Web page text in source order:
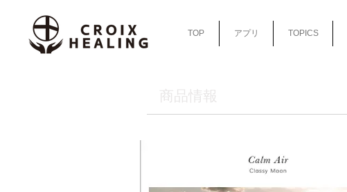
TOP アプリ TOPICS
​商品情報